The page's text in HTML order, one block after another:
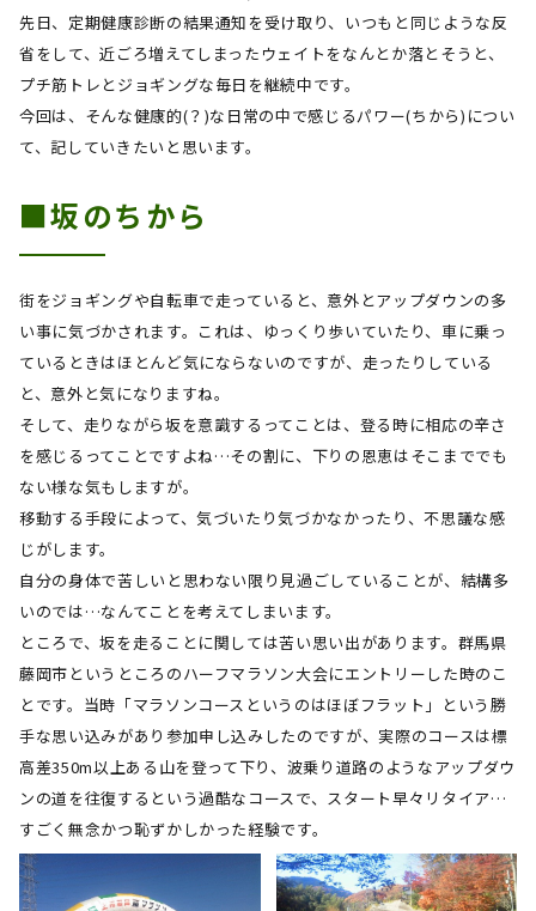
先日、定期健康診断の結果通知を受け取り、いつもと同じような反
省をして、近ごろ増えてしまったウェイトをなんとか落とそうと、
プチ筋トレとジョギングな毎日を継続中です。
今回は、そんな健康的(？ )な日常の中で感じるパワー(ちから) につい
て、記していきたいと思います。
■坂のちから
街をジョギングや自転車で走っていると、意外とアップダウンの多
い事に気づかされます。これは、ゆっくり歩いていたり、車に乗っ
ているときはほとんど気にならないのですが、走ったりしている
と、意外と気になりますね。
そして、走りながら坂を意識するってことは、登る時に相応の辛さ
を感じるってことですよね…その割に、下りの恩恵はそこまででも
ない様な気もしますが。
移動する手段によって、気づいたり気づかなかったり、不思議な感
じがします。
自分の身体で苦しいと思わない限り見過ごしていることが、結構多
いのでは…なんてことを考えてしまいます。
ところで、坂を走ることに関しては苦い思い出があります。群馬県
藤岡市というところのハーフマラソン大会にエントリーした時のこ
とです。当時「マラソンコースというのはほぼフラット」という勝
手な思い込みがあり参加申し込みしたのですが、実際のコースは標
高差350m以上ある山を登って下り、波乗り道路のようなアップダウ
ンの道を往復するという過酷なコースで、スタート早々リタイア…
すごく無念かつ恥ずかしかった経験です。